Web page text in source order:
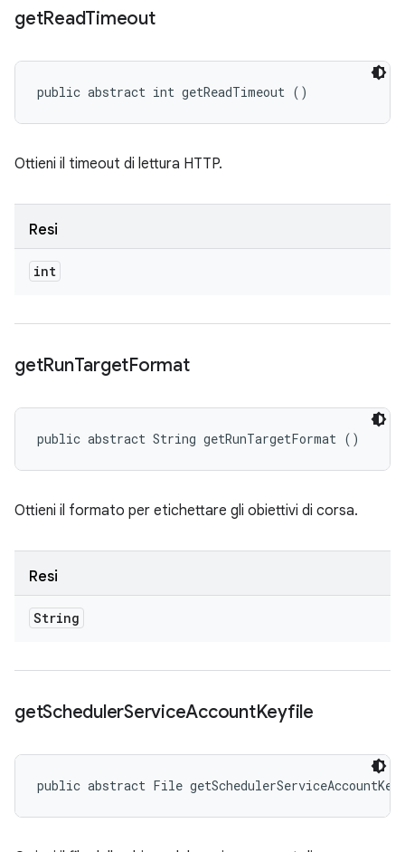
getReadTimeout
public abstract int getReadTimeout ()
Ottieni il timeout di lettura HTTP.
Resi
int
getRunTargetFormat
public abstract String getRunTargetFormat ()
Ottieni il formato per etichettare gli obiettivi di corsa.
Resi
String
getSchedulerServiceAccountKeyfile
public abstract File